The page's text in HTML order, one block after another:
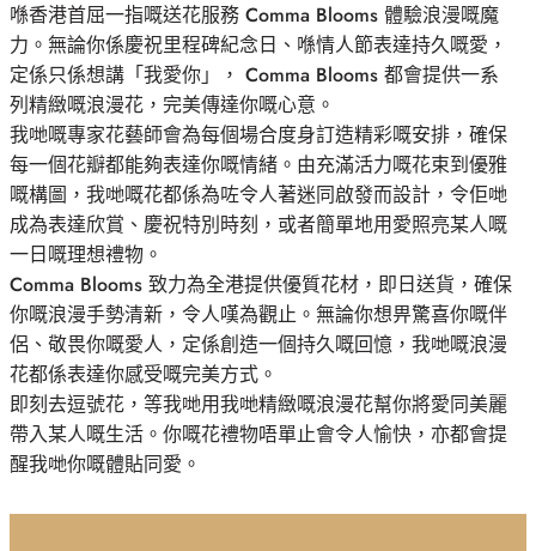
喺香港首屈一指嘅送花服務 Comma Blooms 體驗浪漫嘅魔
力。無論你係慶祝里程碑紀念日、喺情人節表達持久嘅愛，
定係只係想講「我愛你」， Comma Blooms 都會提供一系
列精緻嘅浪漫花，完美傳達你嘅心意。
我哋嘅專家花藝師會為每個場合度身訂造精彩嘅安排，確保
每一個花瓣都能夠表達你嘅情緒。由充滿活力嘅花束到優雅
嘅構圖，我哋嘅花都係為咗令人著迷同啟發而設計，令佢哋
成為表達欣賞、慶祝特別時刻，或者簡單地用愛照亮某人嘅
一日嘅理想禮物。
Comma Blooms 致力為全港提供優質花材，即日送貨，確保
你嘅浪漫手勢清新，令人嘆為觀止。無論你想畀驚喜你嘅伴
侶、敬畏你嘅愛人，定係創造一個持久嘅回憶，我哋嘅浪漫
花都係表達你感受嘅完美方式。
即刻去逗號花，等我哋用我哋精緻嘅浪漫花幫你將愛同美麗
帶入某人嘅生活。你嘅花禮物唔單止會令人愉快，亦都會提
醒我哋你嘅體貼同愛。